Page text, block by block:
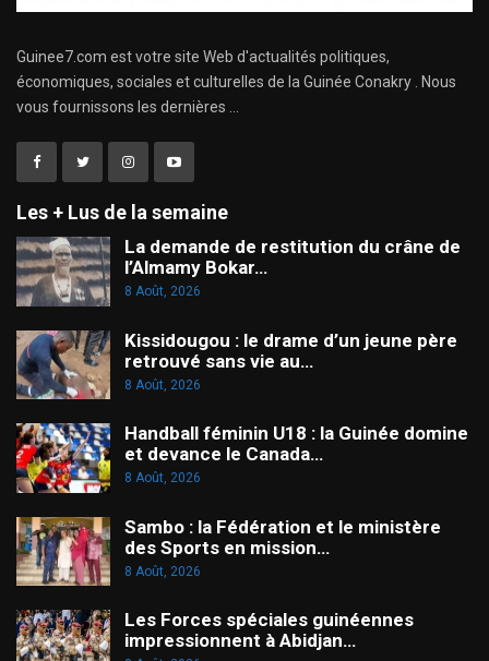
Guinee7.com est votre site Web d'actualités politiques,
économiques, sociales et culturelles de la Guinée Conakry . Nous
vous fournissons les dernières ...
Les + Lus de la semaine
La demande de restitution du crâne de
l’Almamy Bokar…
8 Août, 2026
Kissidougou : le drame d’un jeune père
retrouvé sans vie au…
8 Août, 2026
Handball féminin U18 : la Guinée domine
et devance le Canada…
8 Août, 2026
Sambo : la Fédération et le ministère
des Sports en mission…
8 Août, 2026
Les Forces spéciales guinéennes
impressionnent à Abidjan…